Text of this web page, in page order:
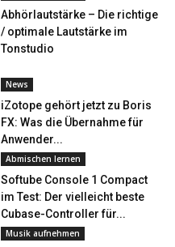
Abhörlautstärke – Die richtige
/ optimale Lautstärke im
Tonstudio
News
iZotope gehört jetzt zu Boris
FX: Was die Übernahme für
Anwender...
Abmischen lernen
Softube Console 1 Compact
im Test: Der vielleicht beste
Cubase-Controller für...
Musik aufnehmen